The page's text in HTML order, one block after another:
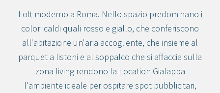
Loft moderno a Roma. Nello spazio predominano i
colori caldi quali rosso e giallo, che conferiscono
all'abitazione un'aria accogliente, che insieme al
parquet a listoni e al soppalco che si affaccia sulla
zona living rendono la Location Gialappa
l'ambiente ideale per ospitare spot pubblicitari,